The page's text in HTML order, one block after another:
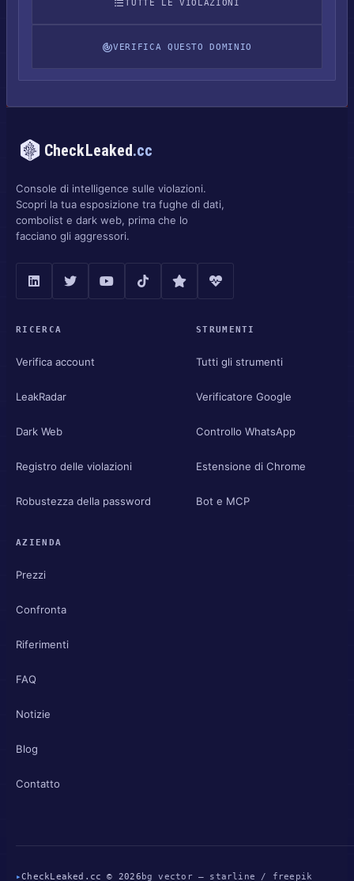
TUTTE LE VIOLAZIONI
VERIFICA QUESTO DOMINIO
CheckLeaked.cc
Console di intelligence sulle violazioni.
Scopri la tua esposizione tra fughe di dati,
combolist e dark web, prima che lo
facciano gli aggressori.
RICERCA
Verifica account
LeakRadar
Dark Web
Registro delle violazioni
Robustezza della password
STRUMENTI
Tutti gli strumenti
Verificatore Google
Controllo WhatsApp
Estensione di Chrome
Bot e MCP
AZIENDA
Prezzi
Confronta
Riferimenti
FAQ
Notizie
Blog
Contatto
▸CheckLeaked.cc © 2026 bg vector — starline / freepik